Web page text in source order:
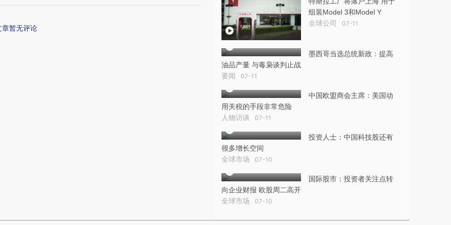
章暂无评论
组装Model 3和Model Y
全球公司 07-11
墨西哥当选总统新政：提高
油品产量 与毒枭谈判止战
要闻 07-11
中国欧盟商会主席：美国动
用关税的手段非常危险
人物访谈 07-11
投资人士：中国科技股还有
很多增长空间
全球市场 07-10
国际股市：投资者关注点转
向企业财报 欧股周二高开
全球市场 07-10